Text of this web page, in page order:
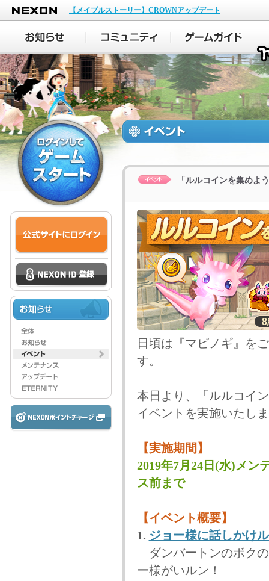
NEXON
【メイプルストーリー】CROWNアップデート
「ルルコインを集めよ
日頃は『マビノギ』を
す。
本日より、「ルルコイ
イベントを実施いたし
【実施期間】
2019年7月24日(水)メン
ス前まで
【イベント概要】
1. ジョー様に話しかけ
ダンバートンのボク
ー様がいルン！